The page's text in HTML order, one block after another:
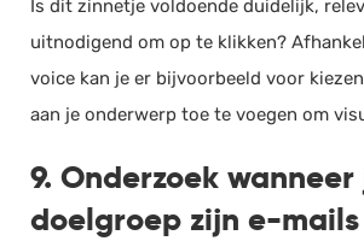
Is dit zinnetje voldoende duidelijk,
uitnodigend om op te klikken?
voice kan je er bijvoorbeeld voor
aan je onderwerp toe te voegen om
9. Onderzoek wanneer
doelgroep zijn e-